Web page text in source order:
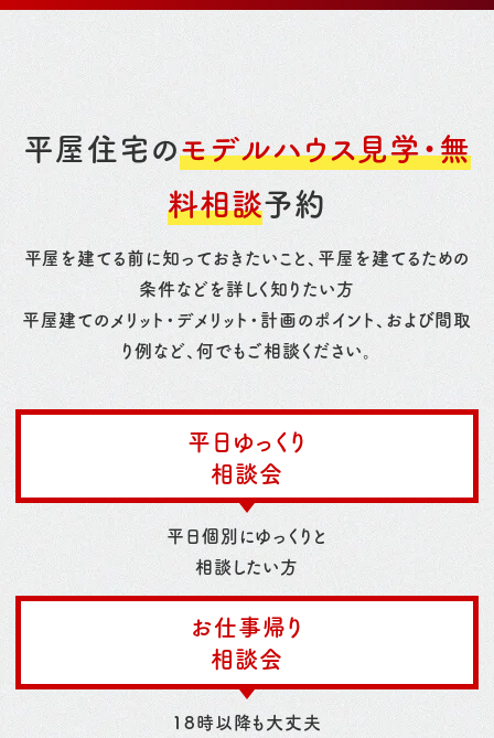
平屋住宅のモデルハウス見学・無
料相談予約
平屋を建てる前に知っておきたいこと、平屋を建てるための
条件などを詳しく知りたい方
平屋建てのメリット・デメリット・計画のポイント、および間取
り例など、何でもご相談ください。
平日ゆっくり
相談会
平日個別にゆっくりと
相談したい方
お仕事帰り
相談会
18時以降も大丈夫